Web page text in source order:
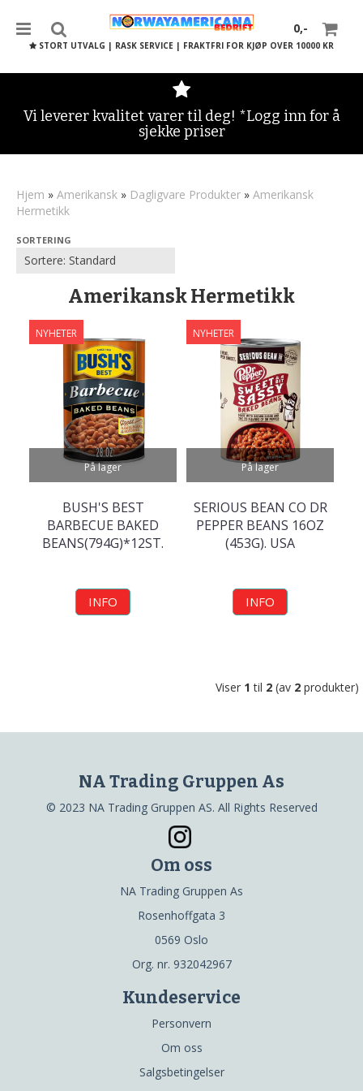
0,-
STORT UTVALG | RASK SERVICE | FRAKTFRI FOR KJØP OVER 10000 KR
Vi leverer kvalitet varer til deg! *Logg inn for å
sjekke priser
Hjem » Amerikansk » Dagligvare Produkter » Amerikansk
Hermetikk
SORTERING
Amerikansk Hermetikk
På lager
NYHETER
BUSH'S BEST
BARBECUE BAKED
BEANS(794G)*12ST.
INFO
På lager
NYHETER
SERIOUS BEAN CO DR
PEPPER BEANS 16OZ
(453G). USA
INFO
Viser 1 til 2 (av 2 produkter)
NA Trading Gruppen As
© 2023 NA Trading Gruppen AS. All Rights Reserved
Om oss
NA Trading Gruppen As
Rosenhoffgata 3
0569 Oslo
Org. nr. 932042967
Kundeservice
Personvern
Om oss
Salgsbetingelser